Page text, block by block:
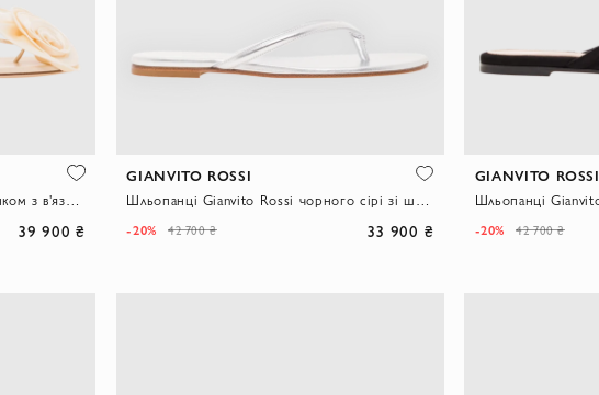
39 900 ₴
GIANVITO ROSSI
-20% 42 700 ₴ 33 900 ₴
GIANVITO ROSSI
-20% 42 700 ₴